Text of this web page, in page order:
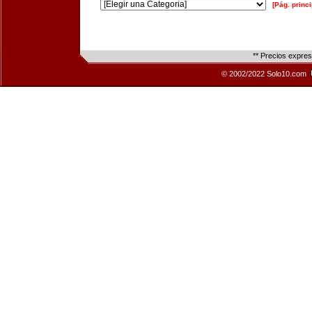
[Pág.
** Precios
© 2002/2022 Solo10.com